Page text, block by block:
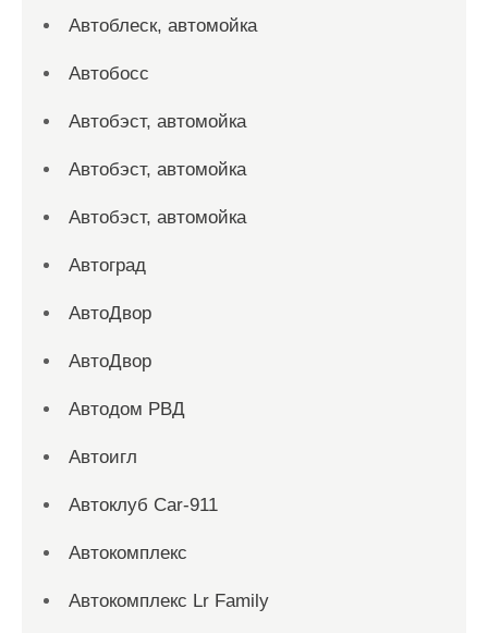
Автоблеск, автомойка
Автобосс
Автобэст, автомойка
Автобэст, автомойка
Автобэст, автомойка
Автоград
АвтоДвор
АвтоДвор
Автодом РВД
Автоигл
Автоклуб Car-911
Автокомплекс
Автокомплекс Lr Family